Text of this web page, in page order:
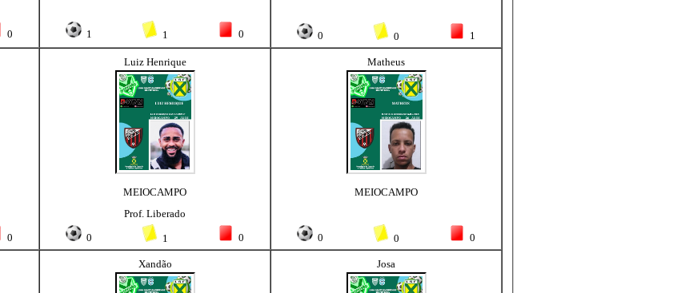
0 1 1 0 0 0 1
0
Luiz Henrique
MEIOCAMPO
Prof. Liberado
0
1 0
Matheus
MEIOCAMPO
0 0 0
Xandão Josa